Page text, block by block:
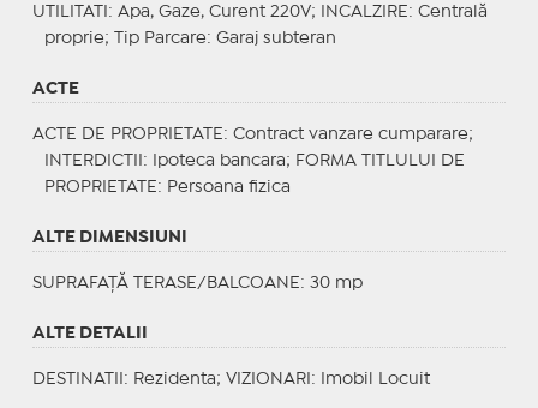
UTILITATI : Apa, Gaze, Curent 220V; INCALZIRE : Centrală
proprie;
Tip Parcare: Garaj subteran
ACTE
ACTE DE PROPRIETATE : Contract vanzare cumparare;
INTERDICTII : Ipoteca bancara; FORMA TITLULUI DE
PROPRIETATE : Persoana fizica
ALTE DIMENSIUNI
SUPRAFAȚĂ TERASE/BALCOANE: 30 mp
ALTE DETALII
DESTINATII : Rezidenta; VIZIONARI : Imobil Locuit